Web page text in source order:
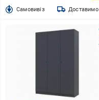
Cамовивіз Доставимо